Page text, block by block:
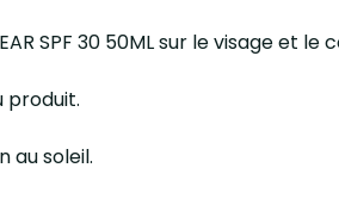
SPF 30 50ML sur le visage et
produit.
au soleil.